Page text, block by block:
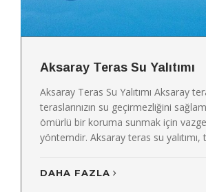
Aksaray Teras Su Yalıtımı
Aksaray Teras Su Yalıtımı Aksaray
teraslarınızın su geçirmezliğini
ömürlü bir koruma sunmak için
yöntemdir. Aksaray teras su yalıtımı,
DAHA FAZLA